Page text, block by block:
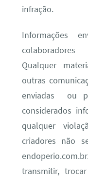
infração.
Informações
colaboradores
Qualquer
outras
enviadas ou
considerados
qualquer
criadores não
transmitir,